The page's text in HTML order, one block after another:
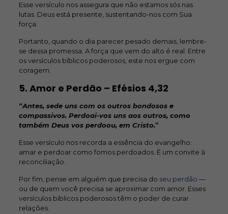
Esse versículo nos assegura que não estamos sós nas
lutas. Deus está presente, sustentando-nos com Sua
força.
Portanto, quando o dia parecer pesado demais, lembre-
se dessa promessa. A força que vem do alto é real. Entre
os versículos bíblicos poderosos, este nos ergue com
coragem.
5. Amor e Perdão – Efésios 4,32
“Antes, sede uns com os outros bondosos e
compassivos. Perdoai-vos uns aos outros, como
também Deus vos perdoou, em Cristo.”
Esse versículo nos recorda a essência do evangelho:
amar e perdoar como fomos perdoados. É um convite à
reconciliação.
Por fim, pense em alguém que precisa do seu perdão —
ou de quem você precisa se aproximar com amor. Esses
versículos bíblicos poderosos têm o poder de curar
relações.